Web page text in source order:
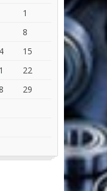
1
8
15
22
29